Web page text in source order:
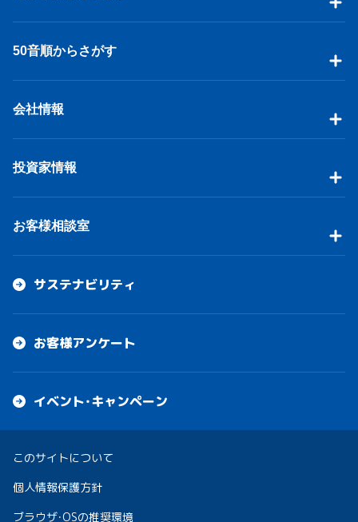
50音順からさがす
会社情報
投資家情報
お客様相談室
サステナビリティ
お客様アンケート
イベント・キャンペーン
このサイトについて
個人情報保護方針
ブラウザ・OSの推奨環境